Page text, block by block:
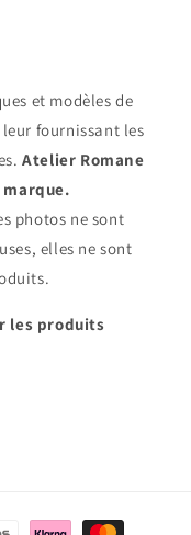
et modèles de
fournissant les
Atelier Romane
photos ne sont
elles ne sont
les produits